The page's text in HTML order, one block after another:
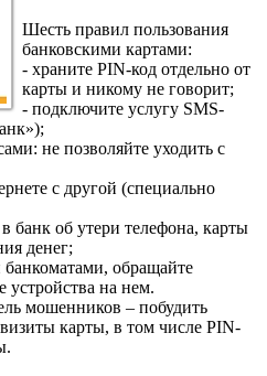
Шесть правил пользования
банковскими картами:
- храните PIN-код отдельно от
карты и никому не говорит;
- подключите услугу SMS-
не позволяйте уходить с
с другой (специально
банк об утери телефона, карты
денег;
обращайте
устройства на нем.
мошенников – побудить
карты, в том числе PIN-